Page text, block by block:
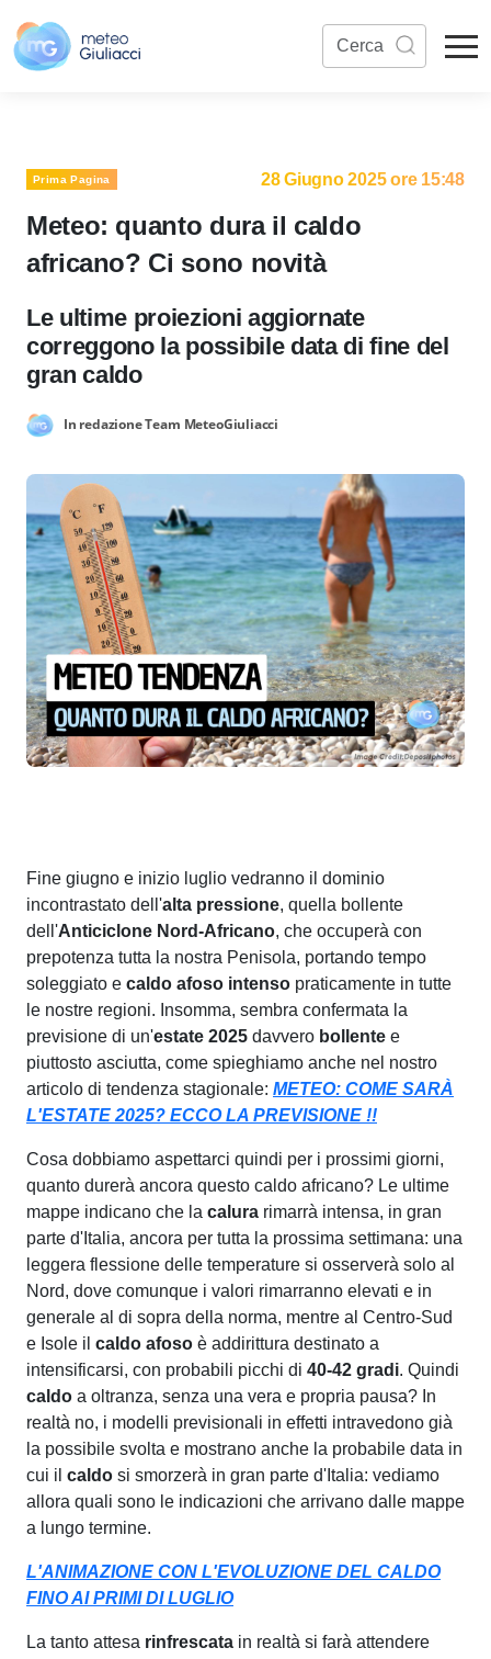
Prima Pagina 28 Giugno 2025 ore 15:48
Meteo: quanto dura il caldo
africano? Ci sono novità
Le ultime proiezioni aggiornate
correggono la possibile data di fine del
gran caldo
In redazione Team MeteoGiuliacci
Fine giugno e inizio luglio vedranno il dominio
incontrastato dell'alta pressione, quella bollente
dell'Anticiclone Nord-Africano, che occuperà con
prepotenza tutta la nostra Penisola, portando tempo
soleggiato e caldo afoso intenso praticamente in tutte
le nostre regioni. Insomma, sembra confermata la
previsione di un'estate 2025 davvero bollente e
piuttosto asciutta, come spieghiamo anche nel nostro
articolo di tendenza stagionale: METEO: COME SARÀ
L'ESTATE 2025? ECCO LA PREVISIONE !!
Cosa dobbiamo aspettarci quindi per i prossimi giorni,
quanto durerà ancora questo caldo africano? Le ultime
mappe indicano che la calura rimarrà intensa, in gran
parte d'Italia, ancora per tutta la prossima settimana: una
leggera flessione delle temperature si osserverà solo al
Nord, dove comunque i valori rimarranno elevati e in
generale al di sopra della norma, mentre al Centro-Sud
e Isole il caldo afoso è addirittura destinato a
intensificarsi, con probabili picchi di 40-42 gradi. Quindi
caldo a oltranza, senza una vera e propria pausa? In
realtà no, i modelli previsionali in effetti intravedono già
la possibile svolta e mostrano anche la probabile data in
cui il caldo si smorzerà in gran parte d'Italia: vediamo
allora quali sono le indicazioni che arrivano dalle mappe
a lungo termine.
L'ANIMAZIONE CON L'EVOLUZIONE DEL CALDO
FINO AI PRIMI DI LUGLIO
La tanto attesa rinfrescata in realtà si farà attendere